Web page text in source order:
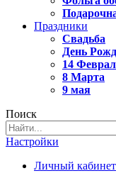
Праздники
Свадьба
День
14
8 Марта
9 мая
Поиск
Настройки
Личный кабинет